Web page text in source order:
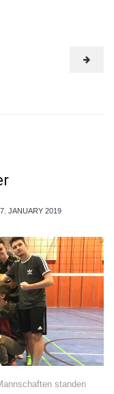
JANUARY 2019
standen